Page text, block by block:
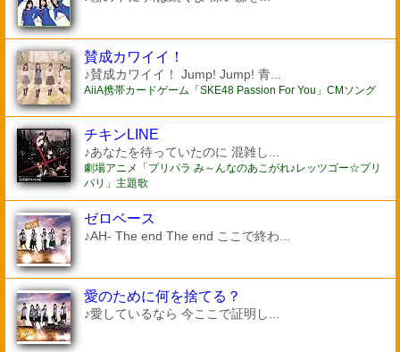
賛成カワイイ！
♪賛成カワイイ！ Jump! Jump! 青...
AiiA携帯カードゲーム「SKE48 Passion For You」CMソング
チキンLINE
♪あなたを待っていたのに 混雑し...
劇場アニメ「プリパラ み～んなのあこがれ♪レッツゴー☆プリ
パリ」主題歌
ゼロベース
♪AH- The end The end ここで終わ...
愛のために何を捨てる？
♪愛しているなら 今ここで証明し...